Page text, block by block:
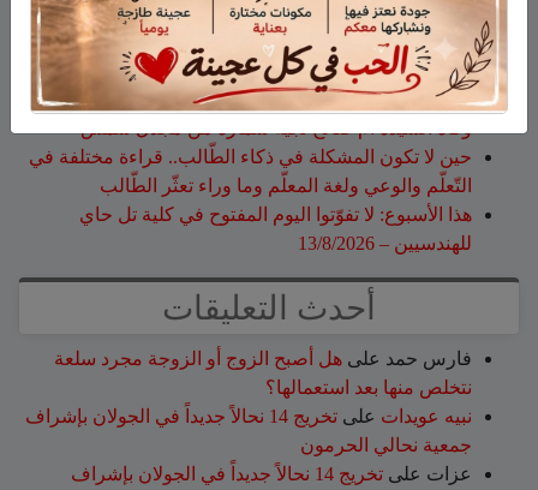
الجيش الإسرائيلي يعلن استكمال نحو 80% من حفر
التحصينات على طول الحدود في الجولان
وفاة المأسوف على شبابه إيهاب سليمان طراد من مجدل
شمس
حين لا تكون المشكلة في ذكاء الطّالب.. قراءة مختلفة في
التّعلّم والوعي ولغة المعلّم وما وراء تعثّر الطّالب
هذا الأسبوع: لا تفوّتوا اليوم المفتوح في كلية تل حاي
للهندسيين – 13/8/2026
أحدث التعليقات
فارس حمد على هل أصبح الزوج أو الزوجة مجرد سلعة
نتخلص منها بعد استعمالها؟
نبيه عويدات على
تخريج 14 نحالاً جديداً في الجولان بإشراف
جمعية نحالي الحرمون
عزات على
تخريج 14 نحالاً جديداً في الجولان بإشراف